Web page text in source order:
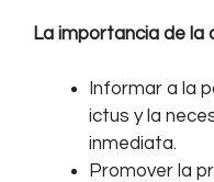
La importancia de la
Informar a la
ictus y la
inmediata.
Promover la